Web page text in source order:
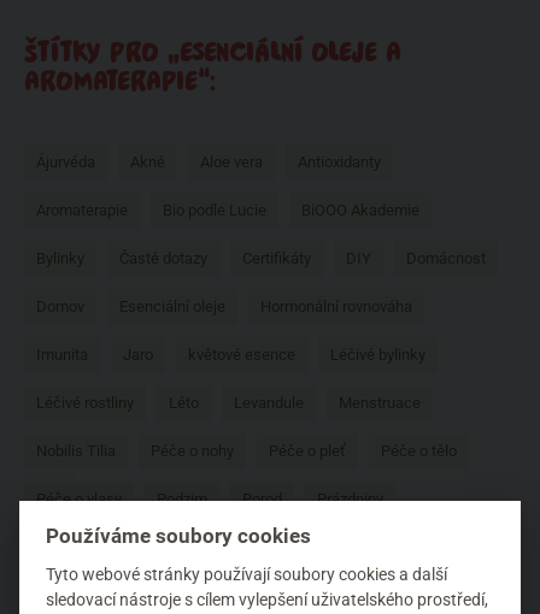
ŠTÍTKY PRO „ESENCIÁLNÍ OLEJE A
AROMATERAPIE“:
Ájurvéda Akné Aloe vera Antioxidanty
Aromaterapie Bio podle Lucie BiOOO Akademie
Bylinky Časté dotazy Certifikáty DIY Domácnost
Domov Esenciální oleje Hormonální rovnováha
Imunita Jaro květové esence Léčivé bylinky
Léčivé rostliny Léto Levandule Menstruace
Nobilis Tilia Péče o nohy Péče o pleť Péče o tělo
Péče o vlasy Podzim Porod Prázdniny
Přírodní vůně Přírodní značky Prospěšné látky
Psychická pohoda Relaxace Rostlinné výtažky
Používáme soubory cookies
Tyto webové stránky používají soubory cookies a další
sledovací nástroje s cílem vylepšení uživatelského prostředí,